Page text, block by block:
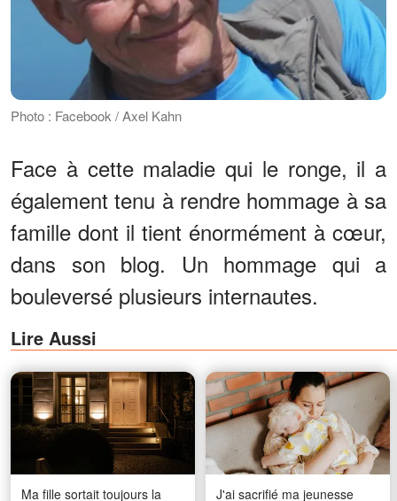
Photo : Facebook / Axel Kahn
Face à cette maladie qui le ronge, il a
également tenu à rendre hommage à sa
famille dont il tient énormément à cœur,
dans son blog. Un hommage qui a
bouleversé plusieurs internautes.
Lire Aussi
Ma fille sortait toujours la J'ai sacrifié ma jeunesse